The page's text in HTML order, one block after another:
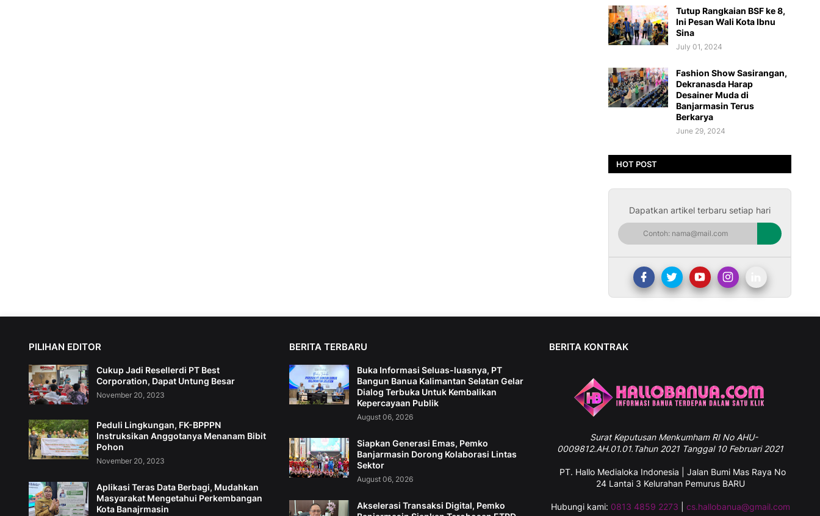
Tutup Rangkaian BSF ke 8,
Ini Pesan Wali Kota Ibnu
Sina
July 01, 2024
Fashion Show Sasirangan,
Dekranasda Harap
Desainer Muda di
Banjarmasin Terus
Berkarya
June 29, 2024
HOT POST
Dapatkan artikel terbaru setiap hari
PILIHAN EDITOR
Cukup Jadi Resellerdi PT Best
Corporation, Dapat Untung Besar
November 20, 2023
Peduli Lingkungan, FK-BPPPN
Instruksikan Anggotanya Menanam Bibit
Pohon
November 20, 2023
Aplikasi Teras Data Berbagi, Mudahkan
Masyarakat Mengetahui Perkembangan
Kota Banajrmasin
BERITA TERBARU
Buka Informasi Seluas-luasnya, PT
Bangun Banua Kalimantan Selatan Gelar
Dialog Terbuka Untuk Kembalikan
Kepercayaan Publik
August 06, 2026
Siapkan Generasi Emas, Pemko
Banjarmasin Dorong Kolaborasi Lintas
Sektor
August 06, 2026
Akselerasi Transaksi Digital, Pemko
BERITA KONTRAK
SuratKeputusan Menkumham RI No AHU-
0009812.AH.01.01.Tahun 2021 Tanggal 10 Februari 2021
PT. Hallo Medialoka Indonesia | Jalan Bumi Mas Raya No
24 Lantai 3 Kelurahan Pemurus BARU
Hubungi kami: 0813 4859 2273 cs.hallobanua@gmail.com